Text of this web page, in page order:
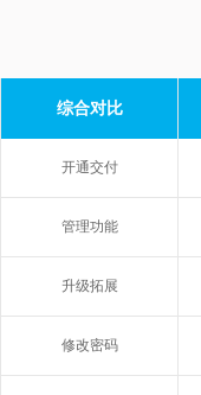
综合对比
开通交付
管理功能
升级拓展
修改密码